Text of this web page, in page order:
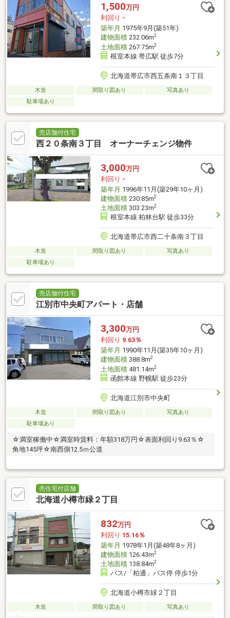
1,500万円
利回り -
築年月 1975年9月(築51年)
建物面積232.06m2
土地面積267.75m2
根室本線 帯広駅 徒歩7分
北海道帯広市西五条南１３丁目
木造 間取り図あり
写真あり
駐車場あり
売店舗付住宅
西２０条南３丁目 オーナーチェンジ物件
3,000万円
利回り -
築年月 1996年11月(築29年10ヶ月)
建物面積230.85m2
土地面積303.23m2
根室本線 柏林台駅 徒歩33分
北海道帯広市西二十条南３丁目
木造 間取り図あり
写真あり
駐車場あり
売店舗付住宅
江別市中央町アパート・店舗
3,300万円
利回り 9.63％
築年月 1990年11月(築35年10ヶ月)
建物面積388.8m2
土地面積481.14m2
函館本線 野幌駅 徒歩23分
北海道江別市中央町
木造 間取り図あり
写真あり
駐車場あり
☆満室稼働中☆満室時賃料：年額318万円☆表面利回り9.63％☆
角地145坪☆南西側12.5ｍ公道
売住宅付店舗
北海道小樽市緑２丁目
832万円
利回り 15.16％
築年月 1978年1月(築48年8ヶ月)
建物面積126.43m2
土地面積138.84m2
バス/「柏通」バス停 停歩1分
北海道小樽市緑２丁目
木造 間取り図あり 写真あり